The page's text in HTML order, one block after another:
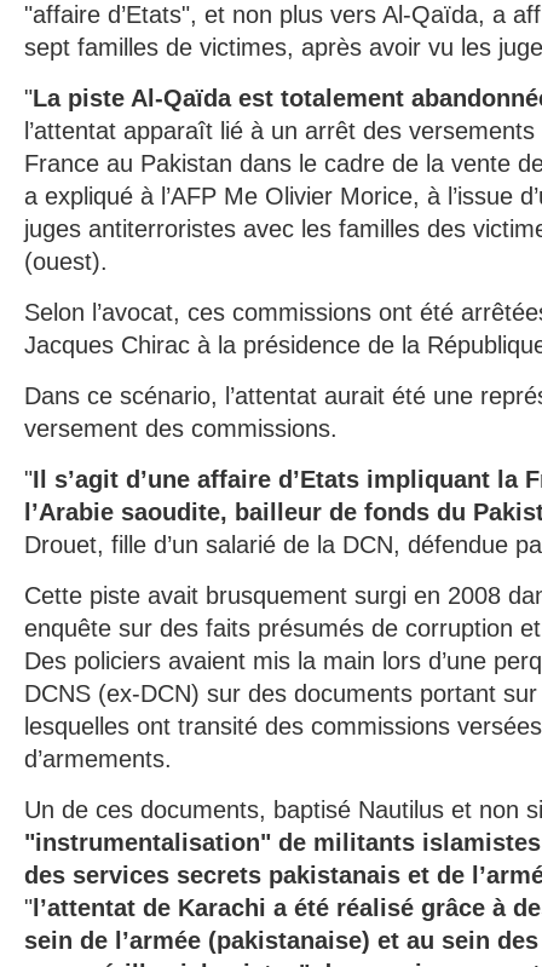
"affaire d’Etats", et non plus vers Al-Qaïda, a
sept familles de victimes, après avoir vu les
"La piste Al-Qaïda est totalement
l’attentat apparaît lié à un arrêt des
France au Pakistan dans le cadre de la vente
a expliqué à l’AFP Me Olivier Morice, à l’issue
juges antiterroristes avec les familles des
(ouest).
Selon l’avocat, ces commissions ont été
Jacques Chirac à la présidence de la
Dans ce scénario, l’attentat aurait été une
versement des commissions.
"Il s’agit d’une affaire d’Etats impliquant la
l’Arabie saoudite, bailleur de fonds du
Drouet, fille d’un salarié de la DCN, défendue
Cette piste avait brusquement surgi en 2008
enquête sur des faits présumés de corruption
Des policiers avaient mis la main lors d’une
DCNS (ex-DCN) sur des documents portant
lesquelles ont transité des commissions
d’armements.
Un de ces documents, baptisé Nautilus et non
"instrumentalisation" de militants
des services secrets pakistanais et de
" l’attentat de Karachi a été réalisé grâce à
sein de l’armée (pakistanaise) et au sein